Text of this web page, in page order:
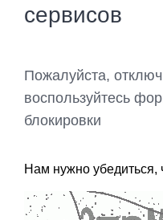
сервисов
Пожалуйста,
воспользуйтесь
блокировки
Нам нужно убедиться,